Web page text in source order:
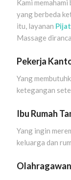
Kami
yang berbeda
itu, layanan
Massage
Pekerja
Yang
ketegangan
Ibu Rumah
Yang ingin
keluarga dan
Olahragawan